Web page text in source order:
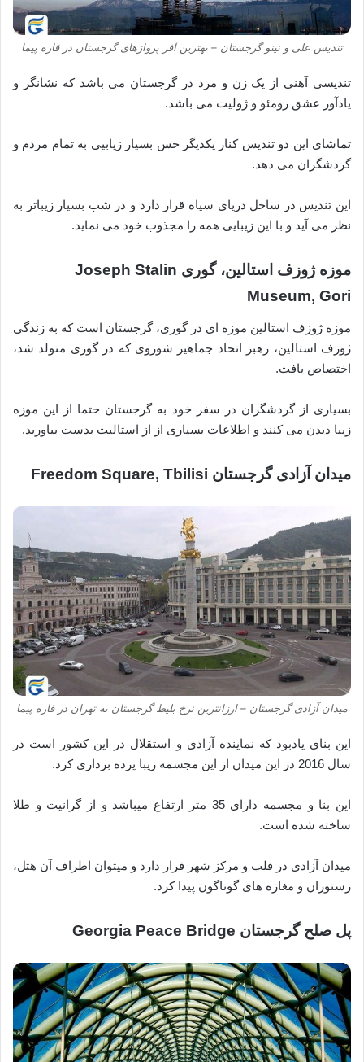
تندیس علی و نینو گرجستان – بهترین آفر پروازهای گرجستان در قاره پیما
تندیسی آهنی از یک زن و مرد در گرجستان می باشد که نشانگر و
یادآور عشق رومئو و ژولیت می باشد.
تماشای این دو تندیس کنار یکدیگر حس بسیار زیابیی به تمام مردم و
گردشگران می دهد.
این تندیس در ساحل دریای سیاه قرار دارد و در شب بسیار زیباتر به
نظر می آید و با این زیبایی همه را مجذوب خود می نماید.
موزه ژوزف استالین، گوری Joseph Stalin
Museum, Gori
موزه ژوزف استالین موزه ای در گوری، گرجستان است که به زندگی
ژوزف استالین، رهبر اتحاد جماهیر شوروی که در گوری متولد شد،
اختصاص یافت.
بسیاری از گردشگران در سفر خود به گرجستان حتما از این موزه
زیبا دیدن می کنند و اطلاعات بسیاری از از استالیت بدست بیاورید.
میدان آزادی گرجستان Freedom Square, Tbilisi
میدان آزادی گرجستان – ارزانترین نرخ بلیط گرجستان به تهران در قاره پیما
این بنای یادبود که نماینده آزادی و استقلال در این کشور است در
سال 2016 در این میدان از این مجسمه زیبا پرده برداری کرد.
این بنا و مجسمه دارای 35 متر ارتفاع میباشد و از گرانیت و طلا
ساخته شده است.
میدان آزادی در قلب و مرکز شهر قرار دارد و میتوان اطراف آن هتل،
رستوران و مغازه های گوناگون پیدا کرد.
پل صلح گرجستان Georgia Peace Bridge